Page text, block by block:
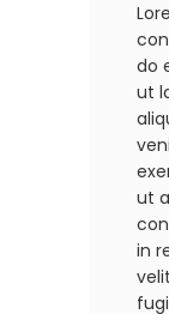
do
ut
ut
in